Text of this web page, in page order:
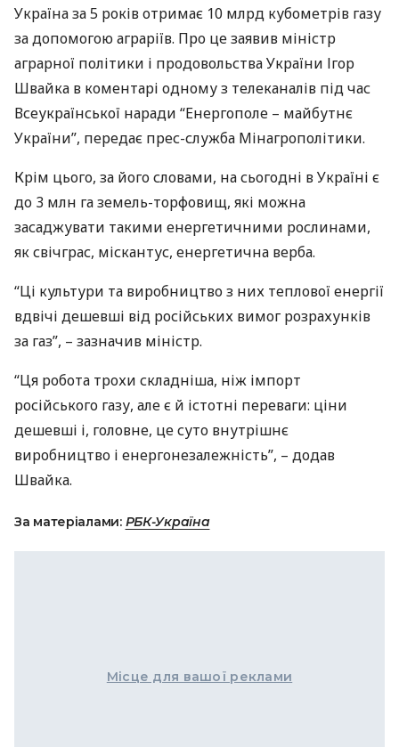
Україна за 5 років отримає 10 млрд кубометрів газу
за допомогою аграріїв. Про це заявив міністр
аграрної політики і продовольства України Ігор
Швайка в коментарі одному з телеканалів під час
Всеукраїнської наради “Енергополе – майбутнє
України”, передає прес-служба Мінагрополітики.
Крім цього, за його словами, на сьогодні в Україні є
до 3 млн га земель-торфовищ, які можна
засаджувати такими енергетичними рослинами,
як свічграс, міскантус, енергетична верба.
“Ці культури та виробництво з них теплової енергії
вдвічі дешевші від російських вимог розрахунків
за газ”, – зазначив міністр.
“Ця робота трохи складніша, ніж імпорт
російського газу, але є й істотні переваги: ціни
дешевші і, головне, це суто внутрішнє
виробництво і енергонезалежність”, – додав
Швайка.
За матеріалами: РБК-Україна
Місце для вашої реклами